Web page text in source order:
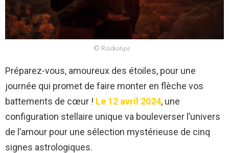
© Radiotips
Préparez-vous, amoureux des étoiles, pour une
journée qui promet de faire monter en flèche vos
battements de cœur ! Le 12 avril 2024, une
configuration stellaire unique va bouleverser l’univers
de l’amour pour une sélection mystérieuse de cinq
signes astrologiques.